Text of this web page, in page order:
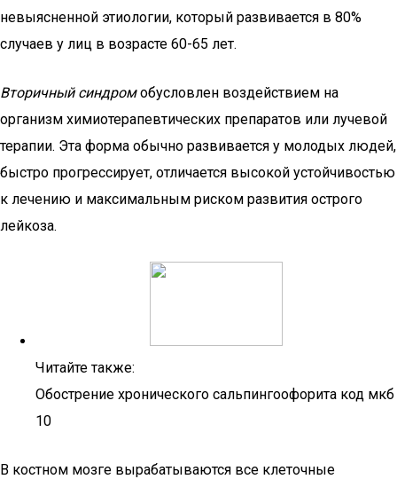
невыясненной этиологии, который развивается в 80%
случаев у лиц в возрасте 60-65 лет.
Вторичный синдромобусловлен воздействием на
организм химиотерапевтических препаратов или лучевой
терапии. Эта форма обычно развивается у молодых людей,
быстро прогрессирует, отличается высокой устойчивостью
к лечению и максимальным риском развития острого
лейкоза.
Читайте также:
Обострение хронического сальпингоофорита код мкб
10
В костном мозге вырабатываются все клеточные